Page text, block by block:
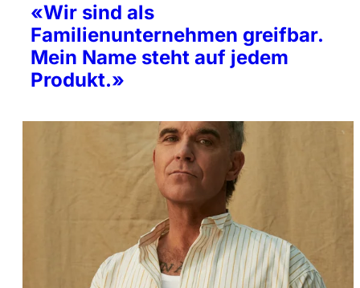
«Wir sind als
Familienunternehmen greifbar.
Mein Name steht auf jedem
Produkt.»